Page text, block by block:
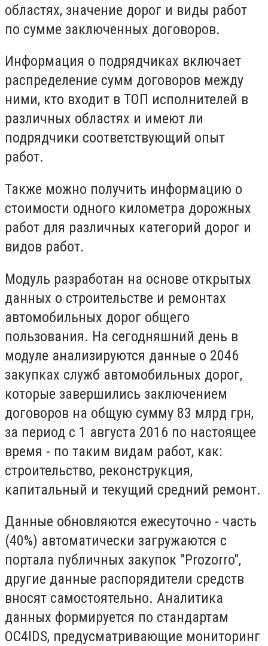
областях, значение дорог и виды работ
по сумме заключенных договоров.
Информация о подрядчиках включает
распределение сумм договоров между
ними, кто входит в ТОП исполнителей в
различных областях и имеют ли
подрядчики соответствующий опыт
работ.
Также можно получить информацию о
стоимости одного километра дорожных
работ для различных категорий дорог и
видов работ.
Модуль разработан на основе открытых
данных о строительстве и ремонтах
автомобильных дорог общего
пользования. На сегодняшний день в
модуле анализируются данные о 2046
закупках служб автомобильных дорог,
которые завершились заключением
договоров на общую сумму 83 млрд грн,
за период с 1 августа 2016 по настоящее
время - по таким видам работ, как:
строительство, реконструкция,
капитальный и текущий средний ремонт.
Данные обновляются ежесуточно - часть
(40%) автоматически загружаются с
портала публичных закупок "Prozorro",
другие данные распорядители средств
вносят самостоятельно. Аналитика
данных формируется по стандартам
OC4IDS, предусматривающие мониторинг